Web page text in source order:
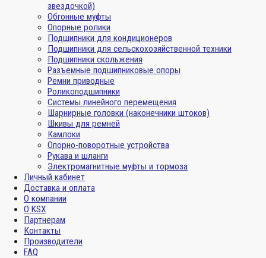
звездочкой)
Обгонные муфты
Опорные ролики
Подшипники для кондиционеров
Подшипники для сельскохозяйственной техники
Подшипники скольжения
Разъемные подшипниковые опоры
Ремни приводные
Роликоподшипники
Системы линейного перемещения
Шарнирные головки (наконечники штоков)
Шкивы для ремней
Камлоки
Опорно-поворотные устройства
Рукава и шланги
Электромагнитные муфты и тормоза
Личный кабинет
Доставка и оплата
О компании
О KSX
Партнерам
Контакты
Производители
FAQ